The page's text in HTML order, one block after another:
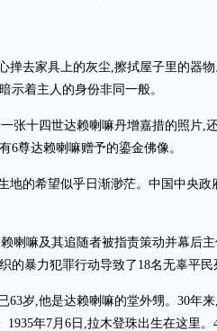
掸去家具上的灰尘,擦拭屋子里的器
示着主人的身份非同一般。
一张十四世达赖喇嘛丹增嘉措的照片
6尊达赖喇嘛赠予的鎏金佛像。
地的希望似乎日渐渺茫。中国中央政
喇嘛及其追随者被指责策动并幕后
的暴力犯罪行动导致了18名无辜平
63岁,他是达赖喇嘛的堂外甥。30年
1935年7月6日,拉木登珠出生在这里